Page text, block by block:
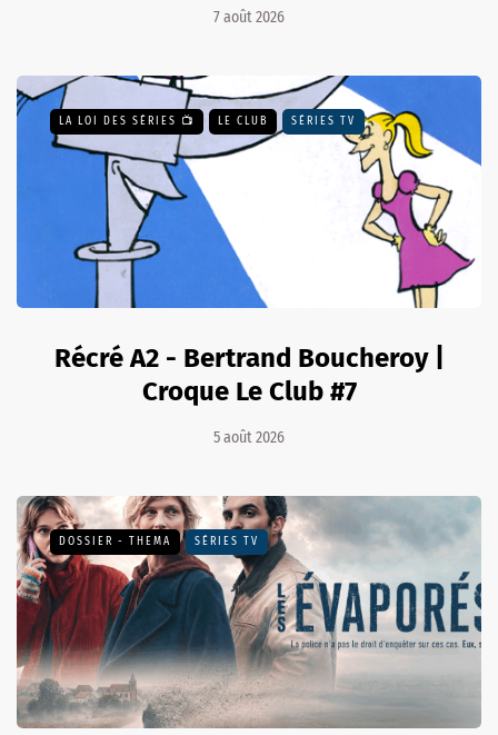
7 août 2026
LA LOI DES SÉRIES 📺 LE CLUB SÉRIES TV
Récré A2 - Bertrand Boucheroy |
Croque Le Club #7
5 août 2026
DOSSIER - THEMA SÉRIES TV